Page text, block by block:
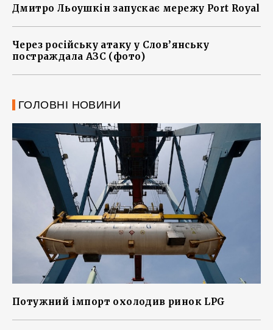
Дмитро Льоушкін запускає мережу Port Royal
Через російську атаку у Слов’янську
постраждала АЗС (фото)
ГОЛОВНІ НОВИНИ
Потужний імпорт охолодив ринок LPG